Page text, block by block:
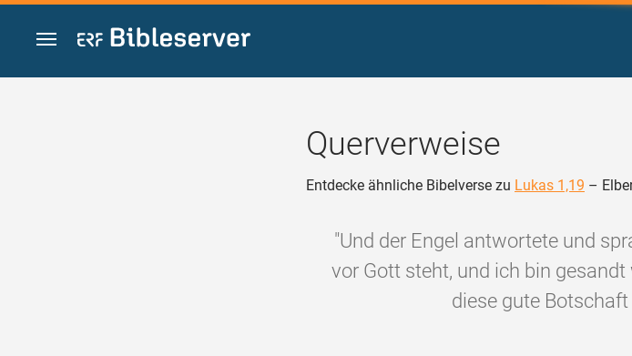
Zum Inhalt springen
Querverweise
Entdecke ähnliche Bibelverse zu Lukas 1,19 –
"Und der Engel antwortete und
vor Gott steht, und ich bin
diese gute